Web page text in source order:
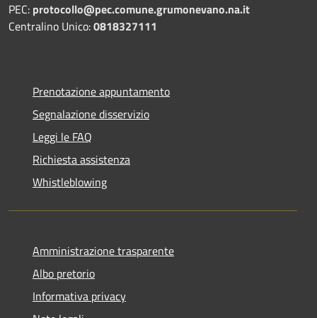
PEC: protocollo@pec.comune.grumonevano.na.it
Centralino Unico:0818327111
Prenotazione appuntamento
Segnalazione disservizio
Leggi le FAQ
Richiesta assistenza
Whistleblowing
Amministrazione trasparente
Albo pretorio
Informativa privacy